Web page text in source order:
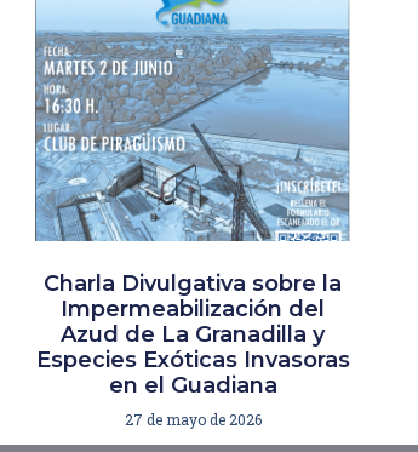
Charla Divulgativa sobre la
Impermeabilización del
Azud de La Granadilla y
Especies Exóticas Invasoras
en el Guadiana
27 de mayo de 2026